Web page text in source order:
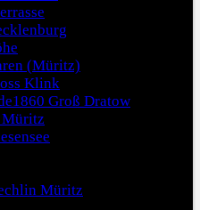
(Müritz)
Klink
Groß Dratow
Müritz
Müritz